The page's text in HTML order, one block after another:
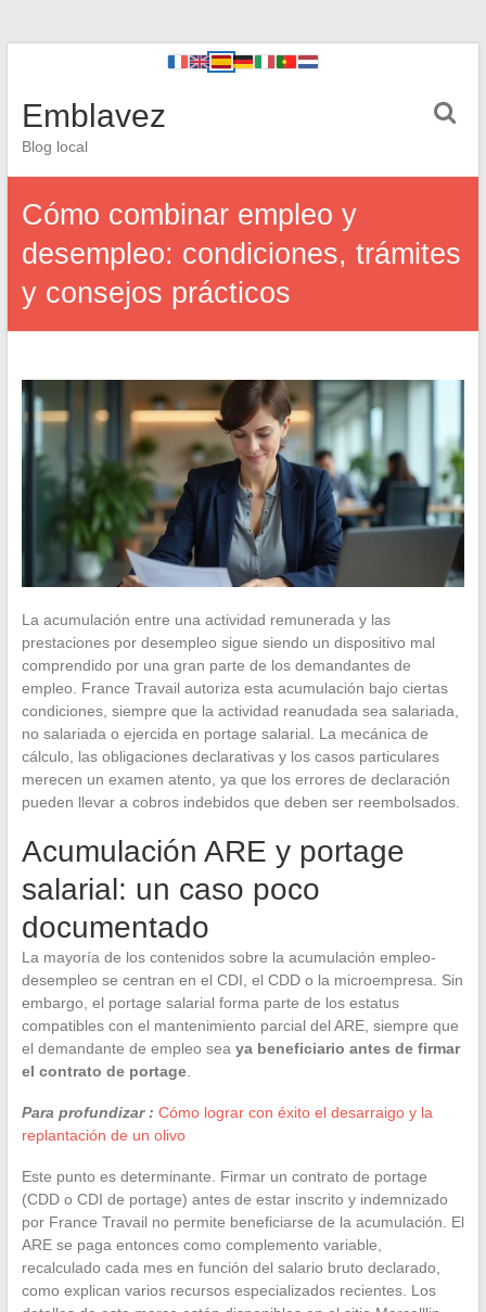
Emblavez
Blog local
Cómo combinar empleo y
desempleo: condiciones, trámites
y consejos prácticos
La acumulación entre una actividad remunerada y las
prestaciones por desempleo sigue siendo un dispositivo mal
comprendido por una gran parte de los demandantes de
empleo. France Travail autoriza esta acumulación bajo ciertas
condiciones, siempre que la actividad reanudada sea salariada,
no salariada o ejercida en portage salarial. La mecánica de
cálculo, las obligaciones declarativas y los casos particulares
merecen un examen atento, ya que los errores de declaración
pueden llevar a cobros indebidos que deben ser reembolsados.
Acumulación ARE y portage
salarial: un caso poco
documentado
La mayoría de los contenidos sobre la acumulación empleo-
desempleo se centran en el CDI, el CDD o la microempresa. Sin
embargo, el portage salarial forma parte de los estatus
compatibles con el mantenimiento parcial del ARE, siempre que
el demandante de empleo sea ya beneficiario antes de firmar
el contrato de portage.
Para profundizar : Cómo lograr con éxito el desarraigo y la
replantación de un olivo
Este punto es determinante. Firmar un contrato de portage
(CDD o CDI de portage) antes de estar inscrito y indemnizado
por France Travail no permite beneficiarse de la acumulación. El
ARE se paga entonces como complemento variable,
recalculado cada mes en función del salario bruto declarado,
como explican varios recursos especializados recientes. Los